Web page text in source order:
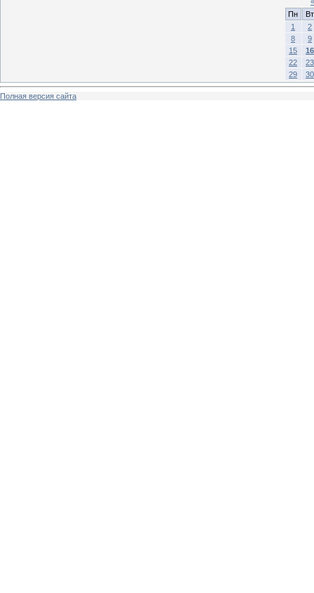
Пн
Вт
1
2
8
9
15
16
22
23
29
30
Полная версия сайта